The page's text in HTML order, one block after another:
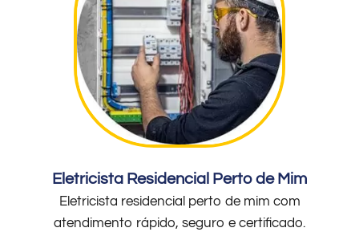
Eletricista Residencial Perto de Mim
Eletricista residencial perto de mim com
atendimento rápido, seguro e certificado.